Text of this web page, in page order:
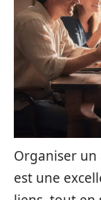
Organiser
est une